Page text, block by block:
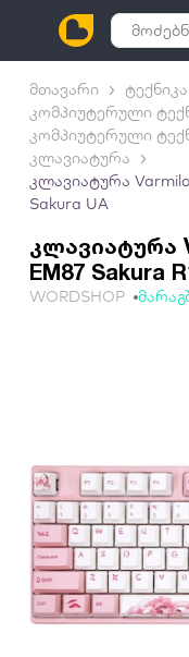
მთავარი
ტექნიკა
კომპიუტერული
კომპიუტერული
კლავიატურა
კლავიატურა Varmilo
Sakura UA
კლავიატურა
EM87 Sakura
WORDSHOP